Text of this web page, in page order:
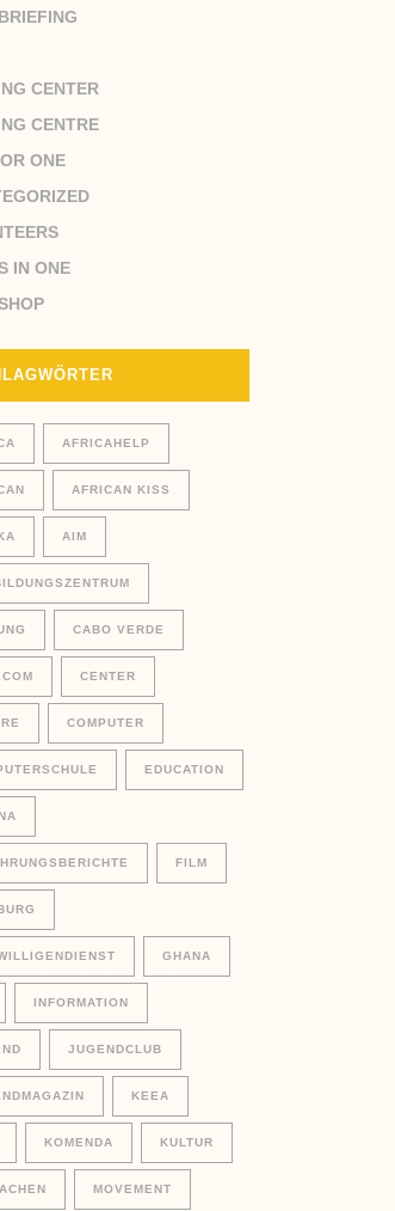
CENTER
CENTRE
ONE
IN ONE
AFRICAHELP
AFRICAN KISS
AIM
CABO VERDE
CENTER
COMPUTER
EDUCATION
FILM
GHANA
INFORMATION
JUGENDCLUB
KEEA
KOMENDA KULTUR
MOVEMENT